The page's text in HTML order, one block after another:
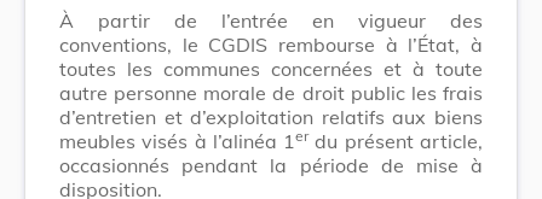
À partir de l’entrée en vigueur des
conventions, le CGDIS rembourse à l’État, à
toutes les communes concernées et à toute
autre personne morale de droit public les frais
d’entretien et d’exploitation relatifs aux biens
meubles visés à l’alinéa 1erdu présent article,
occasionnés pendant la période de mise à
disposition.